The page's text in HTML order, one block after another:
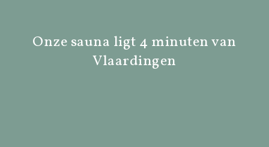
Onze sauna ligt 4 minuten van
Vlaardingen